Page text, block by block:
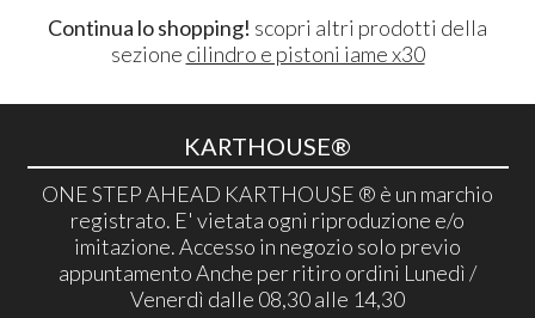
Continua lo shopping! scopri altri prodotti della
sezione cilindro e pistoni iame x30
KARTHOUSE®
ONE STEP AHEAD KARTHOUSE ® è un marchio
registrato. E' vietata ogni riproduzione e/o
imitazione. Accesso in negozio solo previo
appuntamento Anche per ritiro ordini Lunedì /
Venerdì dalle 08,30 alle 14,30